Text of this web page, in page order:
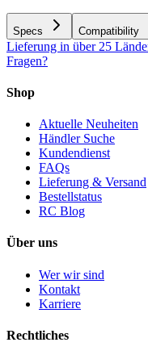
Specs Compatibility
Lieferung in über 25
Fragen?
Shop
Aktuelle Neuheiten
Händler Suche
Kundendienst
FAQs
Lieferung & Versand
Bestellstatus
RC Blog
Über uns
Wer wir sind
Kontakt
Karriere
Rechtliches